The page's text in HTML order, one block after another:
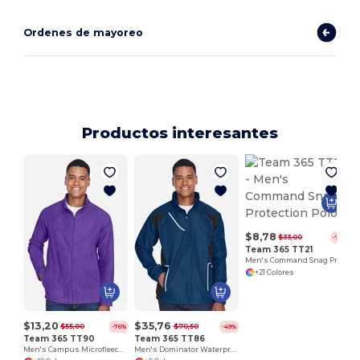
Ordenes de mayoreo
Productos interesantes
$13,20 $55,00 -76%
Team 365 TT90
Men's Campus Microfleece Jacket
$35,76 $70,50 -49%
Team 365 TT86
Men's Dominator Waterproof Jacket
$8,78 $33,00 -73%
Team 365 TT21
+21 Colores